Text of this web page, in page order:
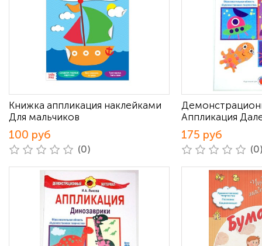
Книжка аппликация наклейками
Для мальчиков
100 руб
(0)
Аппликация
175 руб